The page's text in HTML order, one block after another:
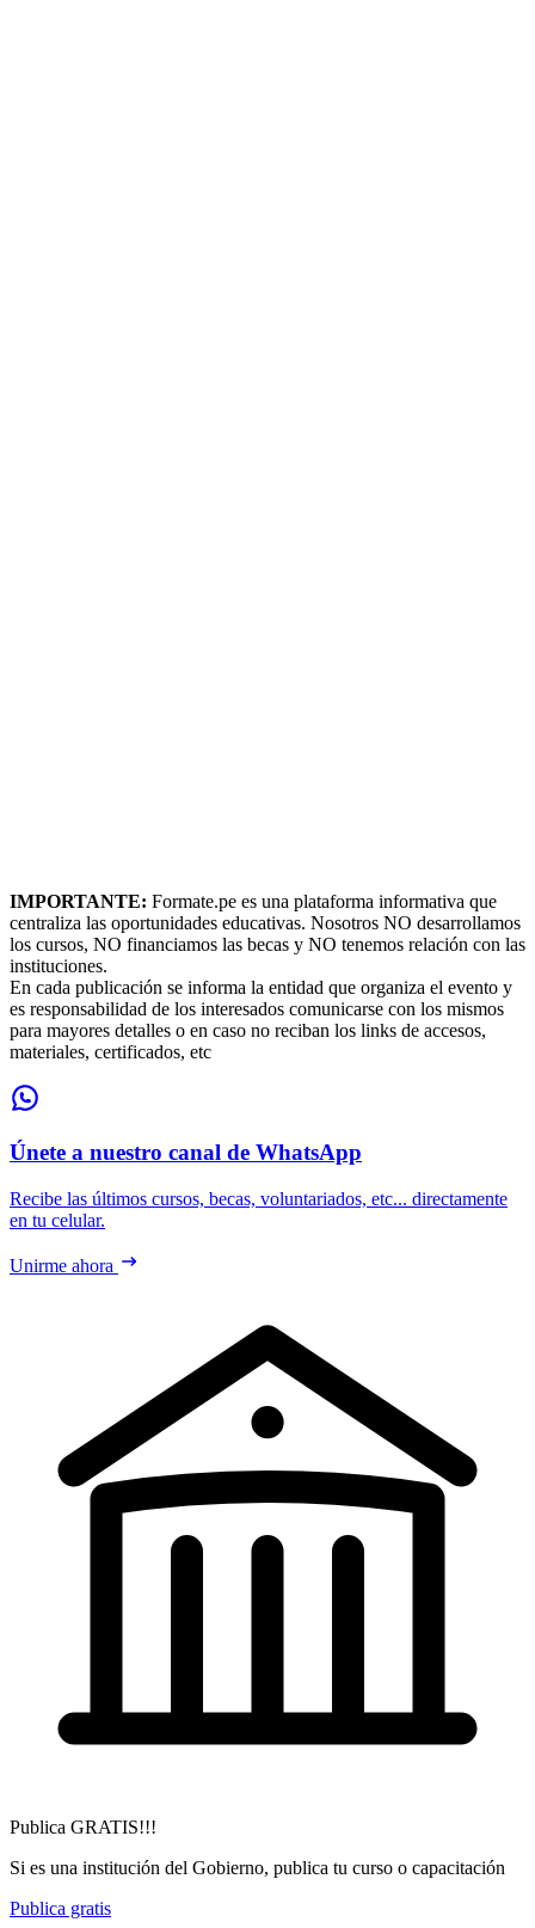
IMPORTANTE: Formate.pe es una plataforma informativa que
centraliza las oportunidades educativas. Nosotros NO desarrollamos
los cursos, NO financiamos las becas y NO tenemos relación con las
instituciones.
En cada publicación se informa la entidad que organiza el evento y
es responsabilidad de los interesados comunicarse con los mismos
para mayores detalles o en caso no reciban los links de accesos,
materiales, certificados, etc
Únete a nuestro canal de WhatsApp
Recibe las últimos cursos, becas, voluntariados, etc... directamente
en tu celular.
Unirme ahora
Publica GRATIS!!!
Si es una institución del Gobierno, publica tu curso o capacitación
Publica gratis